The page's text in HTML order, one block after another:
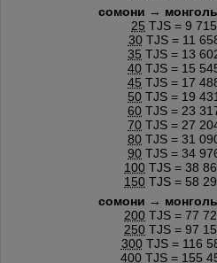
сомони →
25 TJS = 9
30TJS = 11
35 TJS = 13
40 TJS = 15
45 TJS = 17
50 TJS = 19
60 TJS = 23
70 TJS = 27
80 TJS = 31
90 TJS = 34
100 TJS = 38
150 TJS = 58
сомони →
200 TJS = 77
250 TJS = 97
300TJS = 116
400 TJS = 155